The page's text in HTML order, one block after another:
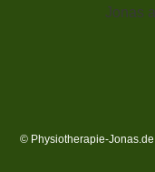
© Physiotherapie-